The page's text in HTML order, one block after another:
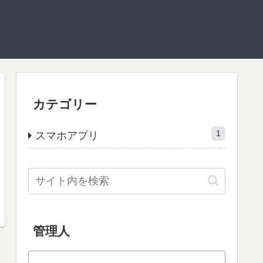
カテゴリー
スマホアプリ 1
管理人